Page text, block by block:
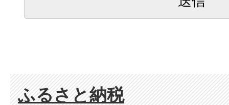
ふるさと納税